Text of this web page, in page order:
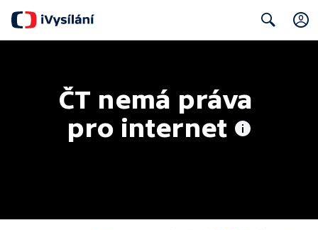
ČT nemá práva
pro internet